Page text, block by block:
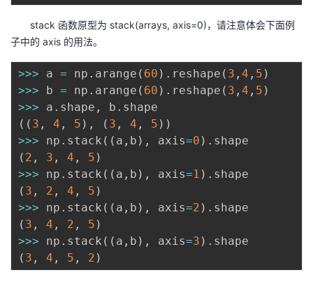
stack 函数原型为 stack(arrays, axis=0)，请注意体会下面例
子中的 axis 的用法。
>>> a = np . arange ( 60 ) . reshape ( 3 , 4 , 5 )
>>> b = np . arange ( 60 ) . reshape ( 3 , 4 , 5 )
>>> a . shape , b .
( ( 3 , 4 , 5 ) , ( 3 , 4 , 5 ) )
>>> np . stack ( ( a , b ) , axis=0 ) .
( 2 , 3 , 4 , 5 )
>>> np . stack ( ( a , b ) , axis=1 ) .
( 3 , 2 , 4 , 5 )
>>> np . stack ( ( a , b ) , axis=2 ) .
( 3 , 4 , 2 , 5 )
>>> np . stack ( ( a , b ) , axis=3 ) .
( 3 , 4 , 5 , 2 )